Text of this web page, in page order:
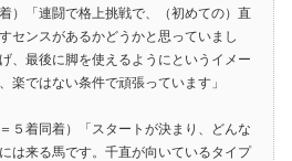
）「連闘で格上挑戦で、（初めての）直
センスがあるかどうかと思っていまし
、最後に脚を使えるようにというイメー
楽ではない条件で頑張っています」
５着同着）「スタートが決まり、どんな
は来る馬です。千直が向いているタイプ